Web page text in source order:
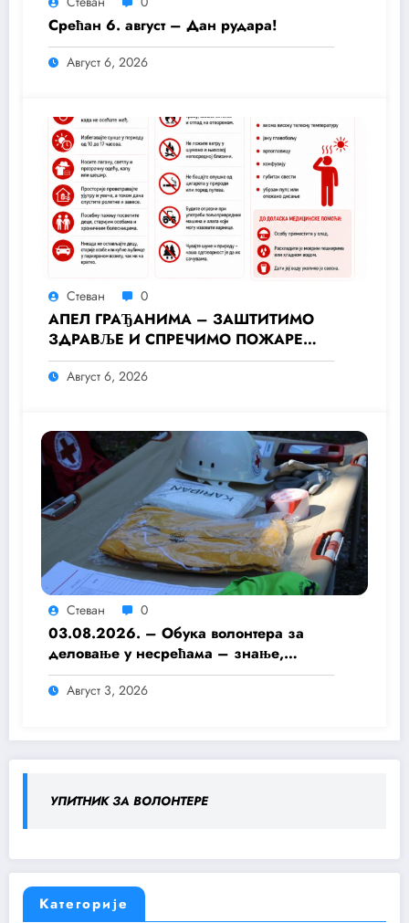
Срећан 6. август – Дан рудара!
Август 6, 2026
Стеван 0
АПЕЛ ГРАЂАНИМА – ЗАШТИТИМО
ЗДРАВЉЕ И СПРЕЧИМО ПОЖАРЕ
ТОКОМ ТОПЛОТНОГ ТАЛАСА
Август 6, 2026
Стеван 0
03.08.2026. – Обука волонтера за
деловање у несрећама – знање,
припремљеност и хуманост као темељ
безбедније заједнице
Август 3, 2026
УПИТНИК ЗА ВОЛОНТЕРЕ
Категорије